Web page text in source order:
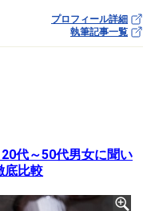
プロフィール詳細
執筆記事一覧
代～50代男女に聞い
底比較